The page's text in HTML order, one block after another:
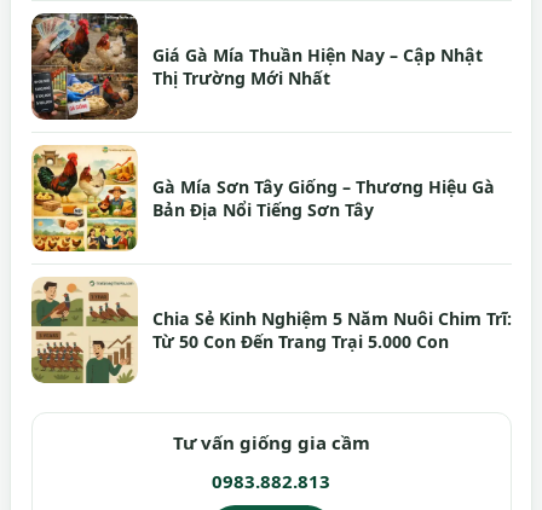
Giá Gà Mía Thuần Hiện Nay – Cập Nhật
Thị Trường Mới Nhất
Gà Mía Sơn Tây Giống – Thương Hiệu Gà
Bản Địa Nổi Tiếng Sơn Tây
Chia Sẻ Kinh Nghiệm 5 Năm Nuôi Chim Trĩ:
Từ 50 Con Đến Trang Trại 5.000 Con
Tư vấn giống gia cầm
0983.882.813